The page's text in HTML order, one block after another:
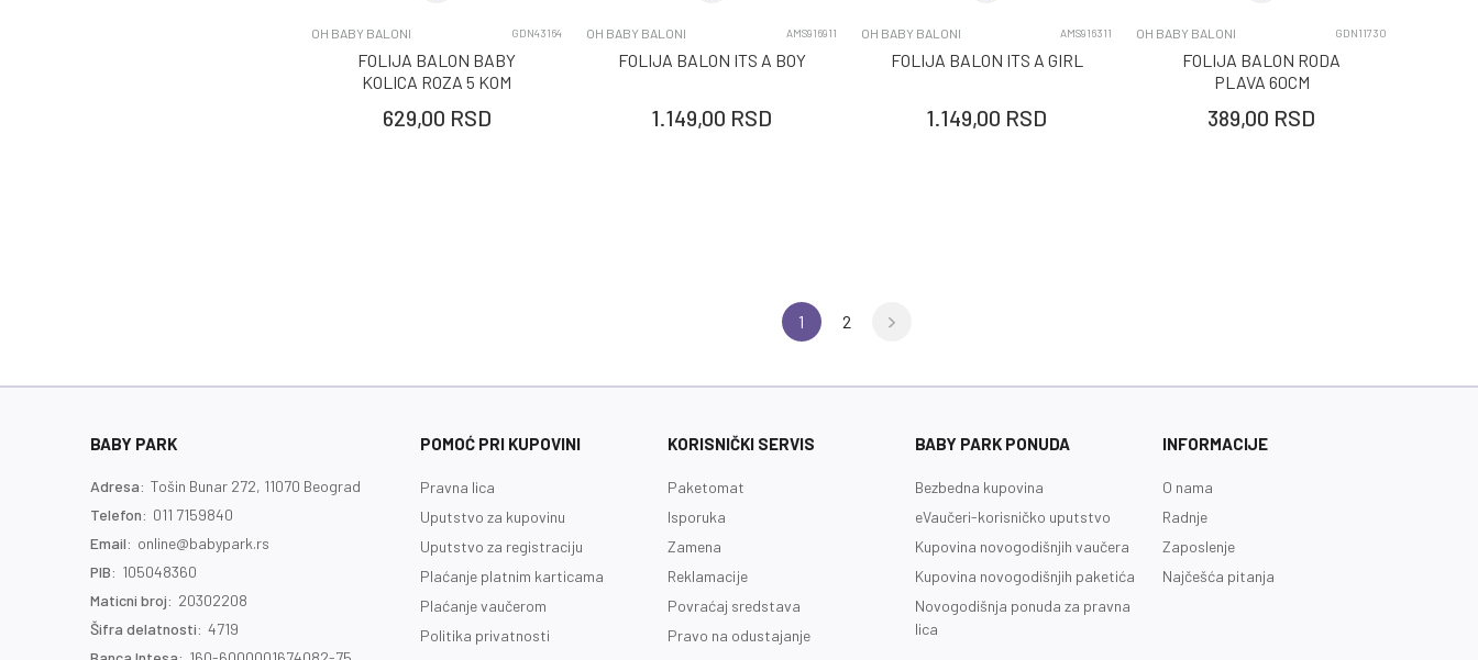
OH BABY BALONI GDN43164
FOLIJA BALON BABY
KOLICA ROZA 5 KOM
629,00 RSD
OH BABY BALONI AMS916911
FOLIJA BALON ITS A BOY
1.149,00 RSD
OH BABY BALONI AMS916311
FOLIJA BALON ITS A GIRL
1.149,00 RSD
OH BABY BALONI GDN11730
FOLIJA BALON RODA
PLAVA 60CM
389,00 RSD
1 2
BABY PARK
Adresa: Tošin Bunar 272, 11070 Beograd
Telefon: 011 7159840
Email: online@babypark.rs
PIB: 105048360
Maticni broj: 20302208
Šifra delatnosti: 4719
POMOĆ PRI KUPOVINI
Pravna lica
Uputstvo za kupovinu
Uputstvo za registraciju
Plaćanje platnim karticama
Plaćanje vaučerom
Politika privatnosti
KORISNIČKI SERVIS
Paketomat
Isporuka
Zamena
Reklamacije
Povraćaj sredstava
Pravo na odustajanje
BABY PARK PONUDA
Bezbedna kupovina
eVaučeri-korisničko uputstvo
Kupovina novogodišnjih vaučera
Kupovina novogodišnjih paketića
Novogodišnja ponuda za pravna
lica
INFORMACIJE
O nama
Radnje
Zaposlenje
Najčešća pitanja